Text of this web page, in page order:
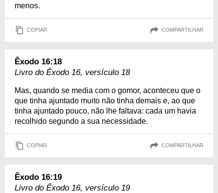
menos.
COPIAR COMPARTILHAR
Êxodo 16:18
Livro do Êxodo 16, versículo 18
Mas, quando se media com o gomor, aconteceu que o
que tinha ajuntado muito não tinha demais e, ao que
tinha ajuntado pouco, não lhe faltava: cada um havia
recolhido segundo a sua necessidade.
COPIAR COMPARTILHAR
Êxodo 16:19
Livro do Êxodo 16, versículo 19